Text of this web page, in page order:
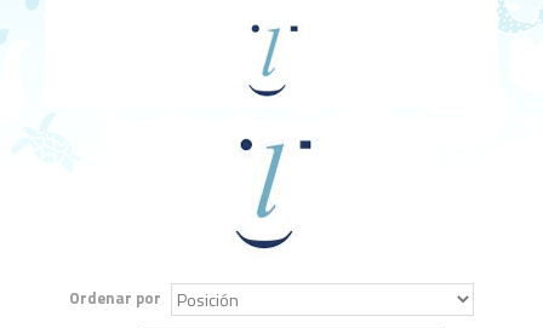
Ordenar por